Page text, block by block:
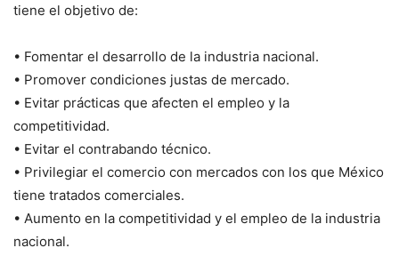
tiene el objetivo de:
•⁠ ⁠Fomentar el desarrollo de la industria nacional.
•⁠ ⁠Promover condiciones justas de mercado.
•⁠ ⁠Evitar prácticas que afecten el empleo y la
competitividad.
•⁠ ⁠Evitar el contrabando técnico.
•⁠ ⁠Privilegiar el comercio con mercados con los que México
tiene tratados comerciales.
•⁠ ⁠Aumento en la competitividad y el empleo de la industria
nacional.